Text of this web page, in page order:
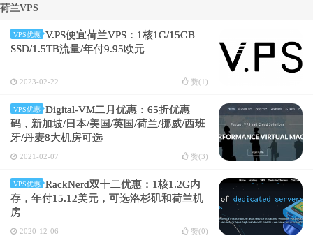
荷兰VPS
VPS优惠
V.PS便宜荷兰VPS：1核1G/15GB
SSD/1.5TB流量/年付9.95欧元
2023-02-22 赞(1 )
VPS优惠
Digital-VM二月优惠：65折优惠
码，新加坡/日本/美国/英国/荷兰/挪威/西班
牙/丹麦8大机房可选
2021-02-07 赞(3)
VPS优惠
RackNerd双十二优惠：1核1.2G内
存，年付15.12美元，可选洛杉矶和荷兰机
房
2020-12-06 赞(0)